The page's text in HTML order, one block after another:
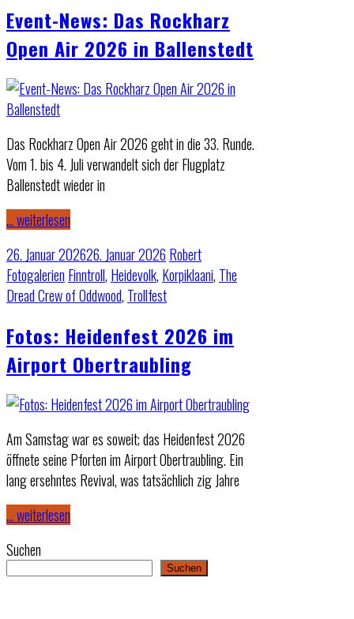
Event-News: Das Rockharz
Open Air 2026 in Ballenstedt
Das Rockharz Open Air 2026 geht in die 33. Runde.
Vom 1. bis 4. Juli verwandelt sich der Flugplatz
Ballenstedt wieder in
… weiterlesen
26. Januar 202626. Januar 2026 Robert
Fotogalerien Finntroll, Heidevolk, Korpiklaani, The
Dread Crew of Oddwood, Trollfest
Fotos: Heidenfest 2026 im
Airport Obertraubling
Am Samstag war es soweit; das Heidenfest 2026
öffnete seine Pforten im Airport Obertraubling. Ein
lang ersehntes Revival, was tatsächlich zig Jahre
… weiterlesen
Suchen
Suchen